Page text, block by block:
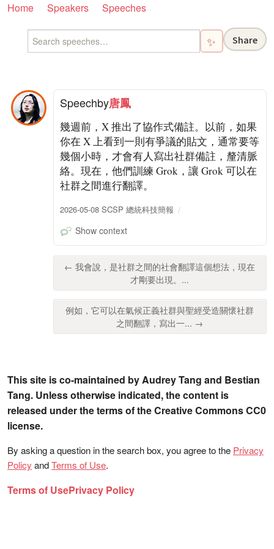
Home Speakers Speeches
✨ Share
Speechby唐鳳
幾週前，X 推出了協作式備註。以前，如果
你在 X 上看到一則有爭議的貼文，通常要等
幾個小時，才會有人寫出社群備註，釐清脈
絡。現在，他們訓練 Grok，讓 Grok 可以在
社群之間進行翻譯。
2026-05-08 SCSP 總統科技簡報
Show context
← 我會說，是社群之間的社會翻譯這個想法，現在
才剛要出現。...
例如，它可以在氣候正義社群與聖經受造關懷社群
之間翻譯，寫出一... →
This site is co-maintained by Audrey Tang and Bestian
Tang. Unless otherwise indicated, the content is
released under the terms of the Creative Commons CC0
license.
By asking a question in the search box, you agree to the Privacy
Policy andTerms of Use.
Terms of UsePrivacy Policy